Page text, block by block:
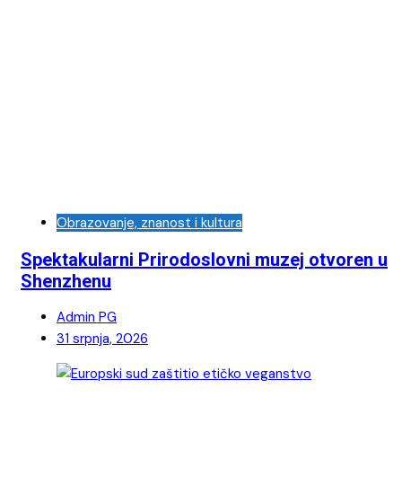
Obrazovanje, znanost i kultura
Spektakularni Prirodoslovni muzej otvoren u
Shenzhenu
Admin PG
31 srpnja, 2026